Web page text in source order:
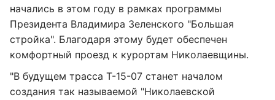
начались в этом году в рамках программы
Президента Владимира Зеленского "Большая
стройка". Благодаря этому будет обеспечен
комфортный проезд к курортам Николаевщины.
"В будущем трасса Т-15-07 станет началом
создания так называемой "Николаевской